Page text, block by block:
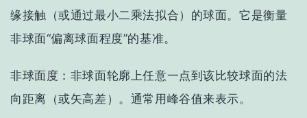
缘接触（或通过最小二乘法拟合）的球面。它是衡量
非球面“偏离球面程度”的基准。
非球面度 ：非球面轮廓上任意一点到该比较球面的法
向距离（或矢高差） 。通常用 峰谷值来表示。